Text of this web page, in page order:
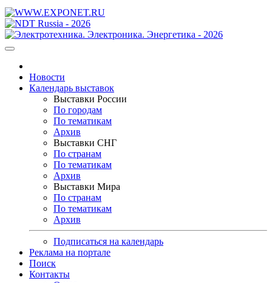
Новости
Календарь выставок
Выставки России
По городам
По тематикам
Архив
Выставки СНГ
По странам
По тематикам
Архив
Выставки Мира
По странам
По тематикам
Архив
Подписаться на календарь
Реклама на портале
Поиск
Контакты